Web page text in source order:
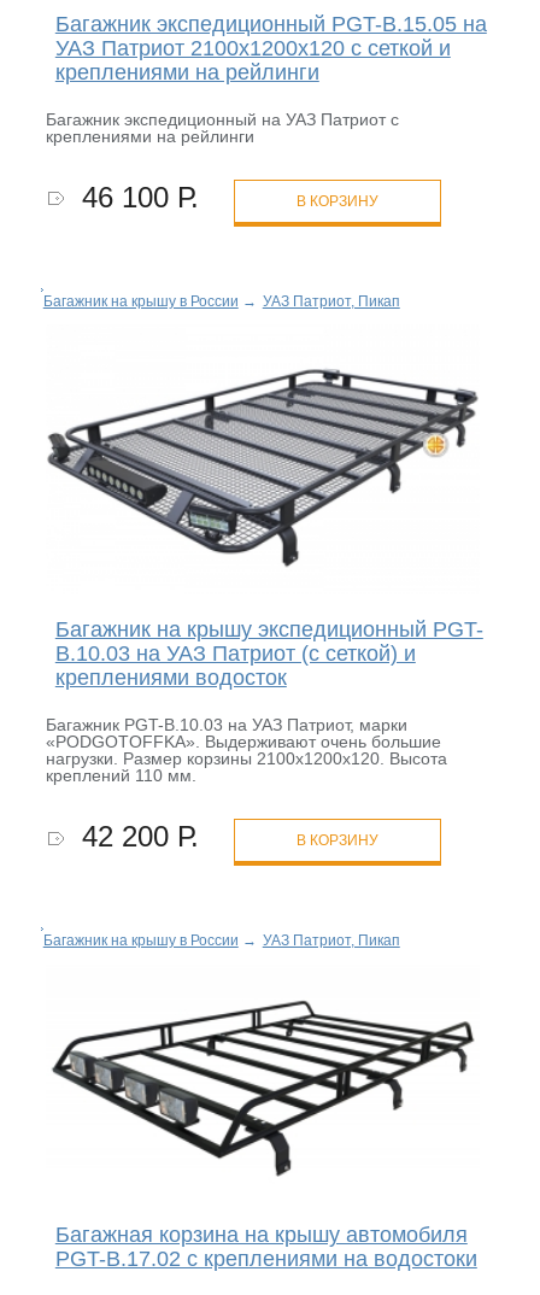
Багажник экспедиционный PGT-B.15.05 на
УАЗ Патриот 2100х1200х120 с сеткой и
креплениями на рейлинги
Багажник экспедиционный на УАЗ Патриот с
креплениями на рейлинги
46 100 Р. В КОРЗИНУ
Багажник на крышу в России → УАЗ Патриот, Пикап
Багажник на крышу экспедиционный PGT-
B.10.03 на УАЗ Патриот (с сеткой) и
креплениями водосток
Багажник PGT-B.10.03 на УАЗ Патриот, марки
«PODGOTOFFKA». Выдерживают очень большие
нагрузки. Размер корзины 2100х1200х120. Высота
креплений 110 мм.
42 200 Р. В КОРЗИНУ
Багажник на крышу в России → УАЗ Патриот, Пикап
Багажная корзина на крышу автомобиля
PGT-B.17.02 с креплениями на водостоки